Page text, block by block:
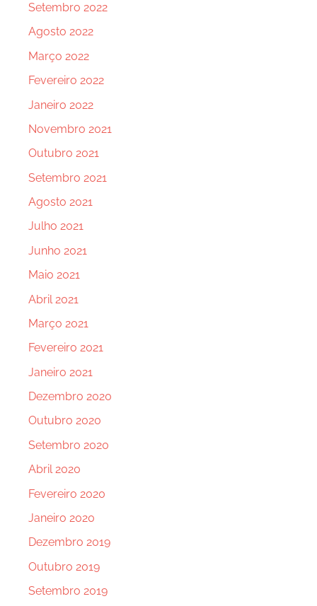
Setembro 2022
Agosto 2022
Março 2022
Fevereiro 2022
Janeiro 2022
Novembro 2021
Outubro 2021
Setembro 2021
Agosto 2021
Julho 2021
Junho 2021
Maio 2021
Abril 2021
Março 2021
Fevereiro 2021
Janeiro 2021
Dezembro 2020
Outubro 2020
Setembro 2020
Abril 2020
Fevereiro 2020
Janeiro 2020
Dezembro 2019
Outubro 2019
Setembro 2019